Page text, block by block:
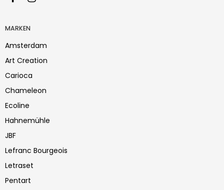
MARKEN
Amsterdam
Art Creation
Carioca
Chameleon
Ecoline
Hahnemühle
JBF
Lefranc Bourgeois
Letraset
Pentart